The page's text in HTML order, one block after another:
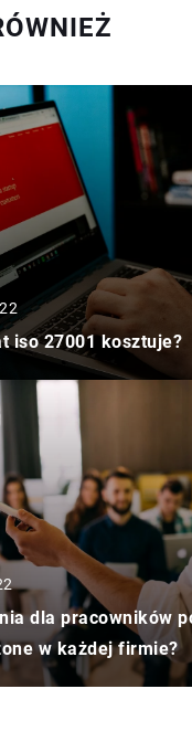
iso 27001 kosztuje?
dla pracowników
w każdej firmie?